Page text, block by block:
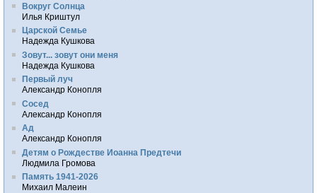
Вокруг Солнца
Илья Криштул
Царской Семье
Надежда Кушкова
Зовут... зовут они меня
Надежда Кушкова
Первый луч
Александр Конопля
Сосед
Александр Конопля
Ад
Александр Конопля
Детям о Рождестве Иоанна Предтечи
Людмила Громова
Память 1941-2026
Михаил Малеин